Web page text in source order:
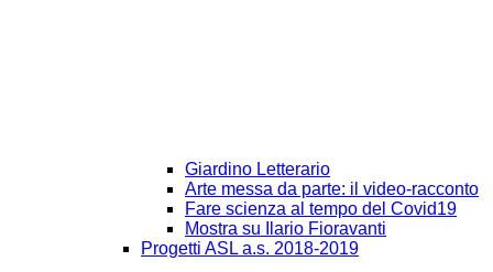
Giardino Letterario
Arte messa da parte: il video-racconto
Fare scienza al tempo del Covid19
Mostra su Ilario Fioravanti
Progetti ASL a.s. 2018-2019